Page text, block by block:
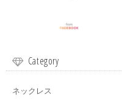
Category
ネックレス